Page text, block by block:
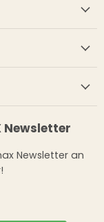
Newsletter
Newsletter an